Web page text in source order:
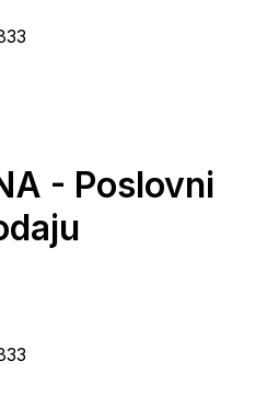
- Poslovni